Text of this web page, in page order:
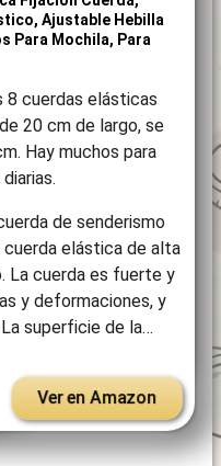
Ajustable Hebilla
Para Mochila, Para
8 cuerdas elásticas
20 cm de largo, se
Hay muchos para
de senderismo
elástica de alta
La cuerda es fuerte y
y deformaciones, y
superficie de la…
Ver en Amazon